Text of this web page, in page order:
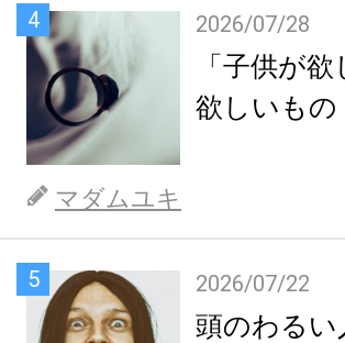
4 2026/07/28
「子供が
欲しいもの
マダムユキ
5 2026/07/22
頭のわる